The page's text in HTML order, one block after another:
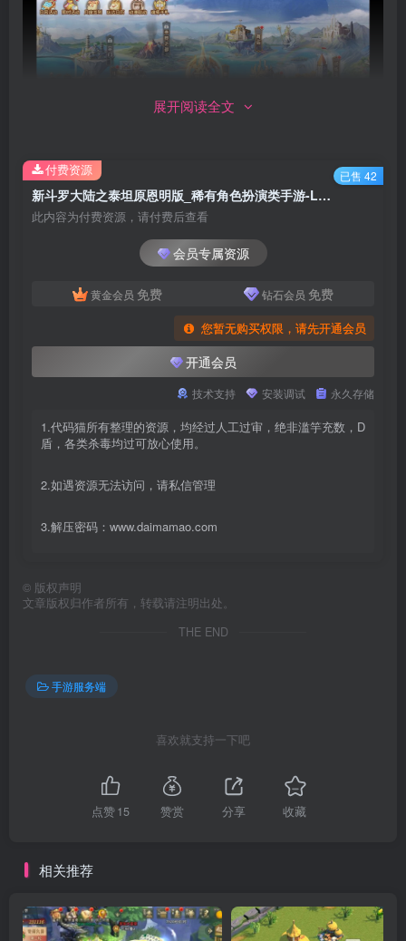
（有一个GM后台，已测试可以正常发送各种道具和代币）
展开阅读全文
新斗罗大陆之泰坦原恩明版_稀有角色扮演类手游-Linux服务端源码视频架设教程-GM后台-安卓端
此内容为付费资源，请付费后查看
会员专属资源
黄金会员 免费 钻石会员 免费
您暂无购买权限，请先开通会员
开通会员
技术支持 安装调试 永久存储
1.代码猫所有整理的资源，均经过人工过审，绝非滥竽充数，D
盾，各类杀毒均过可放心使用。
2.如遇资源无法访问，请私信管理
3.解压密码：www.daimamao.com
付费资源 已售 42
© 版权声明
文章版权归作者所有，转载请注明出处。
THE END
手游服务端
喜欢就支持一下吧
点赞15 赞赏 分享 收藏
相关推荐